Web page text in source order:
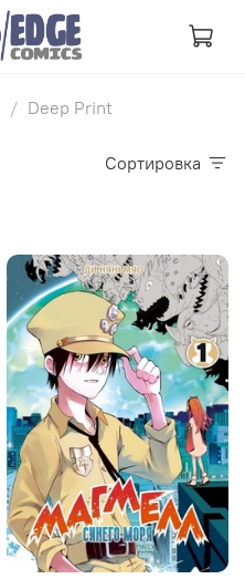
Deep Print
Сортировка